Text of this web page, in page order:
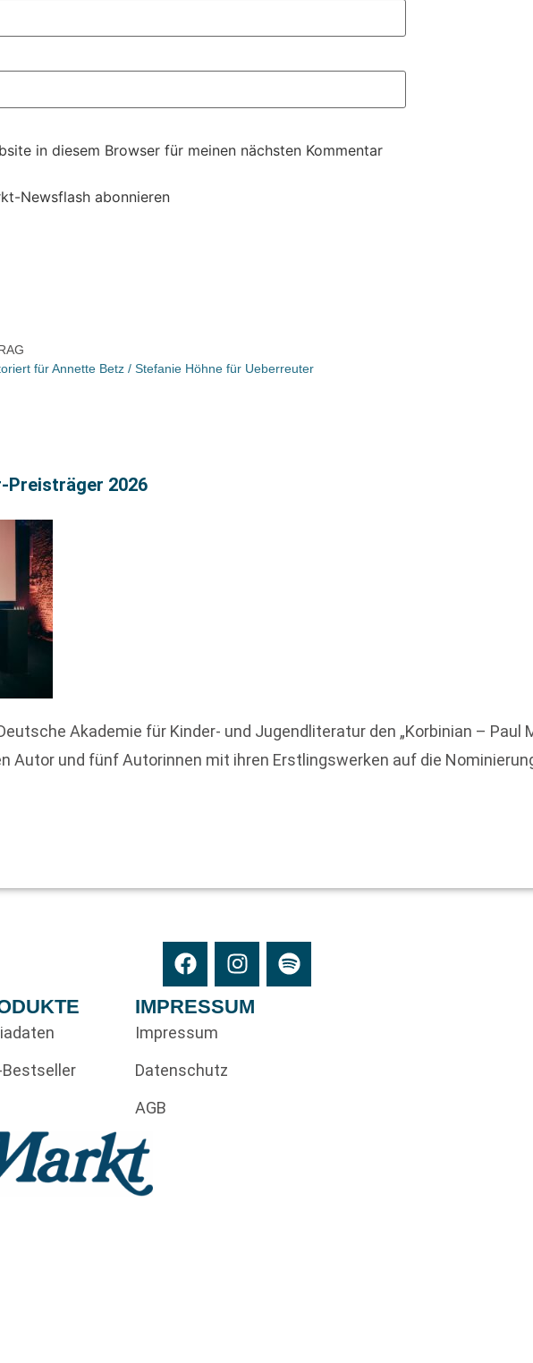
in diesem Browser für meinen nächsten Kommentar
Newsflash abonnieren
für Annette Betz / Stefanie Höhne für Ueberreuter
Preisträger 2026
Akademie für Kinder- und Jugendliteratur den „Korbinian – Paul
Autor und fünf Autorinnen mit ihren Erstlingswerken auf die
Bestseller
IMPRESSUM
Impressum
Datenschutz
AGB